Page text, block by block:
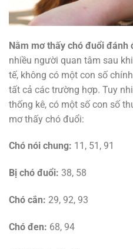
Nằm mơ thấy chó đuổi đánh
nhiều người quan tâm sau
tế, không có một con số
tất cả các trường hợp. Tuy
thống kê, có một số con số
mơ thấy chó đuổi:
Chó nói chung: 11, 51, 91
Bị chó đuổi: 38, 58
Chó cắn: 29, 92, 93
Chó đen: 68, 94